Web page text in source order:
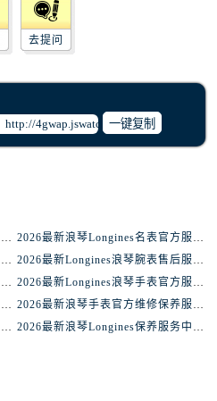
吉林省梅河口市新华街道梅河大街浪琴售后服务中心（需提前预约）
辽宁省本溪市平山区胜利路浪琴售后服务中心（需提前预约）
辽宁省朝阳市双塔区新华路浪琴售后服务中心（需提前预约）
辽宁省丹东市振兴区七经街浪琴售后服务中心（需提前预约）
辽宁省抚顺市新抚区东一路浪琴售后服务中心（需提前预约）
辽宁省阜新市海州区解放大街浪琴售后服务中心（需提前预约）
去提问
一键复制
2026最新浪琴名表官方维修服务中心地址考察报告
2026最新浪琴Longines名表官方服务网点地址调研报告
2026最新浪琴Longines手表售后维修网点地址考察报告
2026最新Longines浪琴腕表售后服务中心地址实地探访报告
2026最新Longines浪琴腕表维修网点地址考察报告
2026最新Longines浪琴手表官方服务中心地址实地探访报告
2026最新浪琴Longines官方服务中心地址调研报告
2026最新浪琴手表官方维修保养服务点地址实地探访报告
2026最新Longines浪琴手表售后维修中心网点地址调研报告
2026最新浪琴Longines保养服务中心地址实地探访报告